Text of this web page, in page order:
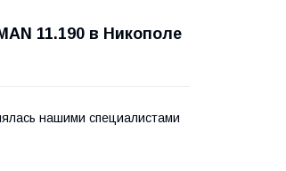
11.190 в Никополе
нашими специалистами